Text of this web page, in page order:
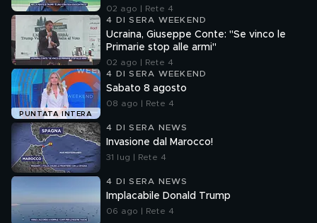
Mendolicchio
02 ago | Rete 4
4 DI SERA WEEKEND
Ucraina, Giuseppe Conte: "Se vinco le
Primarie stop alle armi"
02 ago | Rete 4
PUNTATA INTERA
4 DI SERA WEEKEND
Sabato 8 agosto
08 ago | Rete 4
4 DI SERA NEWS
Invasione dal Marocco!
31 lug | Rete 4
4 DI SERA NEWS
Implacabile Donald Trump
06 ago | Rete 4